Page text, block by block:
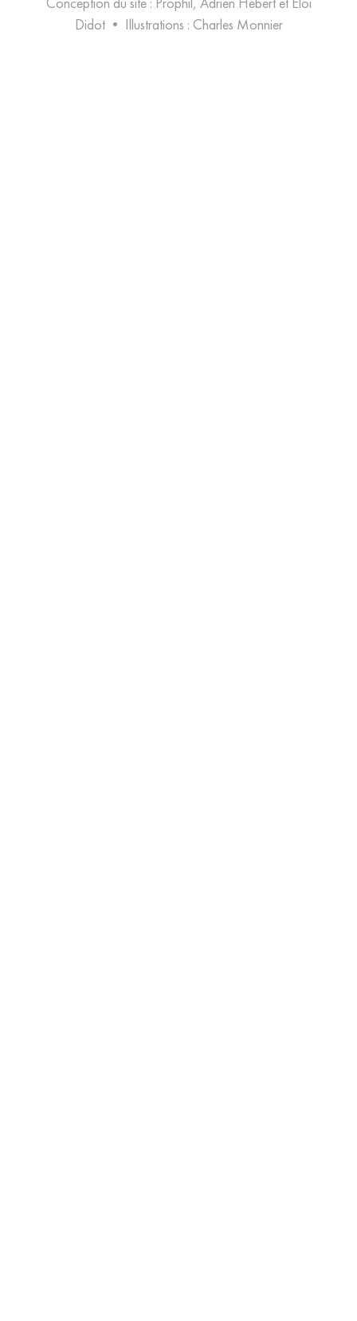
Didot • Illustrations : Charles Monnier